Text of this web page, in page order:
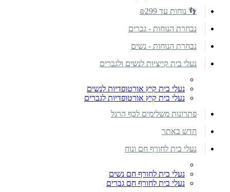
👣 נוחות עד ₪299
נבחרת הנוחות - גברים
נבחרת הנוחות - נשים
נעלי בית קייציות לנשים ולגברים
נעלי בית קיץ אורטופדיות לנשים
נעלי בית קיץ אורטופדיות לגברים
פתרונות משלימים לכף הרגל
חדש באתר
נעלי בית לחורף חם ונוח
נעלי בית לחורף חם נשים
נעלי בית לחורף חם גברים